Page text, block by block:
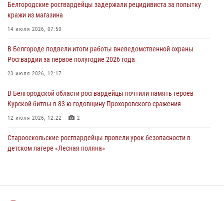
Росгвардейцы оказали помощь пострадавшему в результате атаки
FPV-дрона ВСУ в Белгородской области
Ведомственная акция «Каникулы с Росгвардией» прошла в
пришкольном лагере Старого Оскола
Белгородские росгвардейцы задержали рецидивиста за попытку
кражи из магазина
14 июля 2026, 07:50
В Белгороде подвели итоги работы вневедомственной охраны
Росгвардии за первое полугодие 2026 года
23 июля 2026, 12:17
В Белгородской области росгвардейцы почтили память героев
Курской битвы в 83-ю годовщину Прохоровского сражения
12 июля 2026, 12:22 2
Старооскольские росгвардейцы провели урок безопасности в
детском лагере «Лесная поляна»